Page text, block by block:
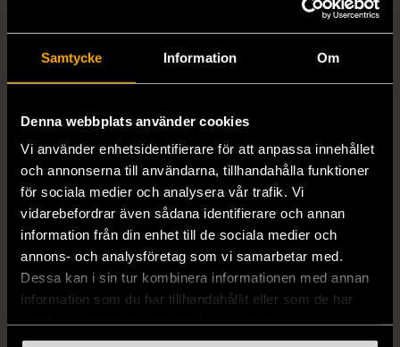
Samtycke Information Om
Denna webbplats använder cookies
Vi använder enhetsidentifierare för att anpassa innehållet
och annonserna till användarna, tillhandahålla funktioner
för sociala medier och analysera vår trafik. Vi
vidarebefordrar även sådana identifierare och annan
information från din enhet till de sociala medier och
annons- och analysföretag som vi samarbetar med.
Dessa kan i sin tur kombinera informationen med annan
information som du har tillhandahållit eller som de har
1/4
OKÄNT MÄRKE
Örhängen i sterlingsilver
med spikberlocker
Mycket gott skick
399 kr
OKÄNT MÄRKE
Armband med färgglada
kulor
Gott skick
69 kr